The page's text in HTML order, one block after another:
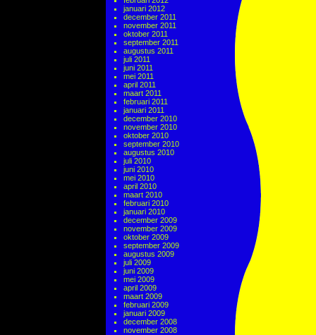
januari 2012
december 2011
november 2011
oktober 2011
september 2011
augustus 2011
juli 2011
juni 2011
mei 2011
april 2011
maart 2011
februari 2011
januari 2011
december 2010
november 2010
oktober 2010
september 2010
augustus 2010
juli 2010
juni 2010
mei 2010
april 2010
maart 2010
februari 2010
januari 2010
december 2009
november 2009
oktober 2009
september 2009
augustus 2009
juli 2009
juni 2009
mei 2009
april 2009
maart 2009
februari 2009
januari 2009
december 2008
november 2008